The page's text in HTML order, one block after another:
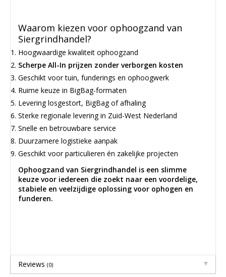
Waarom kiezen voor ophoogzand van
Siergrindhandel?
Hoogwaardige kwaliteit ophoogzand
Scherpe All-In prijzen zonder verborgen kosten
Geschikt voor tuin, funderings en ophoogwerk
Ruime keuze in BigBag-formaten
Levering losgestort, BigBag of afhaling
Sterke regionale levering in Zuid-West Nederland
Snelle en betrouwbare service
Duurzamere logistieke aanpak
Geschikt voor particulieren én zakelijke projecten
Ophoogzand van Siergrindhandel is een slimme
keuze voor iedereen die zoekt naar een voordelige,
stabiele en veelzijdige oplossing voor ophogen en
funderen.
Reviews (0)